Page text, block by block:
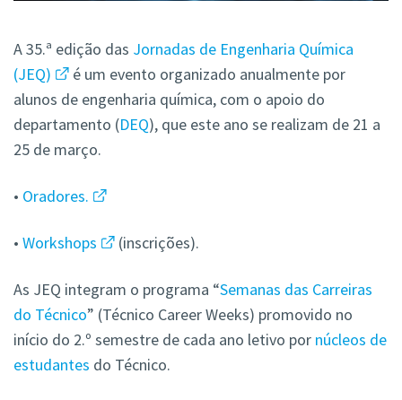
A 35.ª edição das Jornadas de Engenharia Química
(JEQ)
é um evento organizado anualmente por
alunos de engenharia química, com o apoio do
departamento (DEQ), que este ano se realizam de 21 a
25 de março.
• Oradores.
• Workshops (inscrições).
As JEQ integram o programa “Semanas das Carreiras
do Técnico” (Técnico Career Weeks) promovido no
início do 2.º semestre de cada ano letivo por núcleos de
estudantes do Técnico.